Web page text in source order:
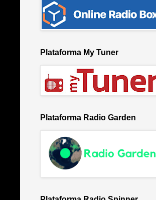
Plataforma My Tuner
Plataforma Radio Garden